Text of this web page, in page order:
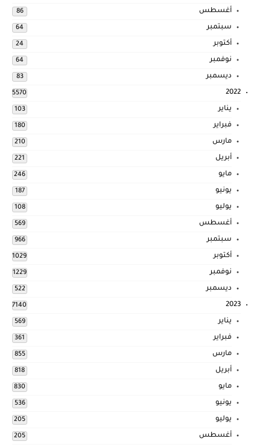
أغسطس 86
سبتمبر 64
أكتوبر 24
نوفمبر 64
ديسمبر 83
2022
5570
يناير 103
فبراير 180
مارس 210
أبريل 221
مايو 246
يونيو 187
يوليو 108
أغسطس 569
سبتمبر 966
أكتوبر 1029
نوفمبر 1229
ديسمبر 522
2023
7140
يناير 569
فبراير 361
مارس 855
أبريل 818
مايو 830
يونيو 536
يوليو 205
أغسطس 205